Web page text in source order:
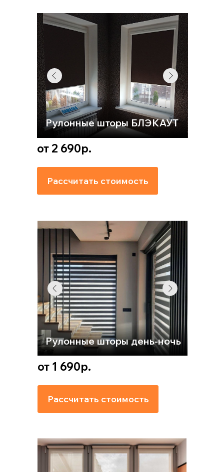
Рассчитать стоимость
от 1 690р.
Рулонные шторы день-ночь
Рассчитать стоимость
от 2 690р.
Рулонные шторы БЛЭКАУТ